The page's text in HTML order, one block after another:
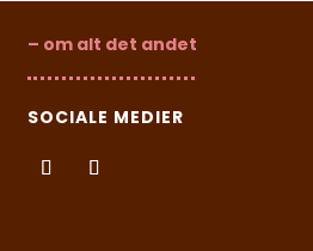
– om alt det andet
SOCIALE MEDIER